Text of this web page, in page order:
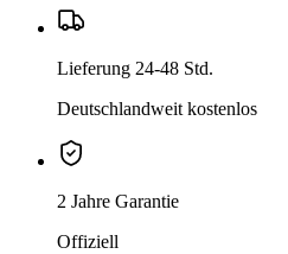
Lieferung 24-48 Std.
Deutschlandweit kostenlos
2 Jahre Garantie
Offiziell